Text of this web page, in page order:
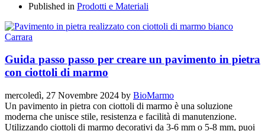
Published in Prodotti e Materiali
Guida passo passo per creare un pavimento in pietra
con ciottoli di marmo
mercoledì, 27 Novembre 2024 by BioMarmo
Un pavimento in pietra con ciottoli di marmo è una soluzione
moderna che unisce stile, resistenza e facilità di manutenzione.
Utilizzando ciottoli di marmo decorativi da 3-6 mm o 5-8 mm, puoi